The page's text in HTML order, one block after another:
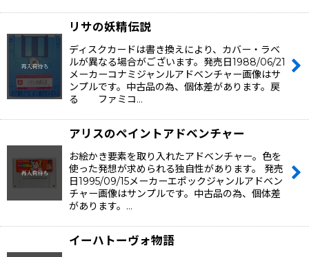
リサの妖精伝説
ディスクカードは書き換えにより、カバー・ラベ
ルが異なる場合がございます。発売日1988/06/21
メーカーコナミジャンルアドベンチャー画像はサ
ンプルです。中古品の為、個体差があります。戻
る ファミコ…
アリスのペイントアドベンチャー
お絵かき要素を取り入れたアドベンチャー。色を
使った発想が求められる独自性があります。 発売
日1995/09/15メーカーエポックジャンルアドベン
チャー画像はサンプルです。中古品の為、個体差
があります。…
イーハトーヴォ物語